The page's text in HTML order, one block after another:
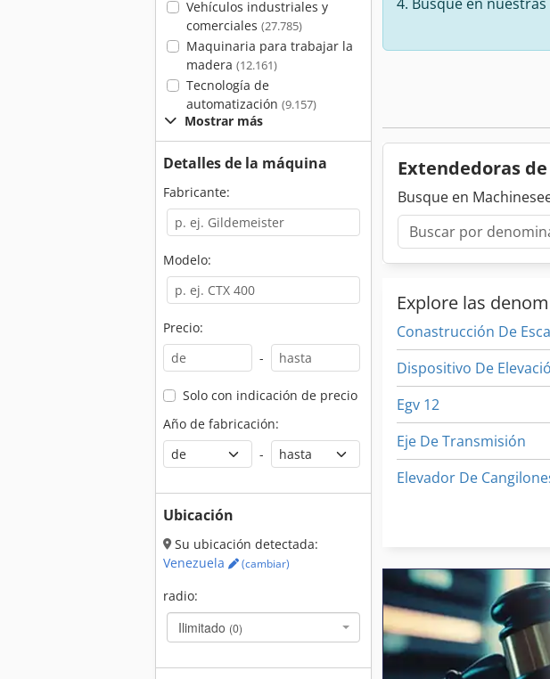
Vehículos industriales y
comerciales (27.785)
Maquinaria para trabajar la
madera (12.161)
Tecnología de
automatización (9.157)
Mostrar más
Detalles de la máquina
Fabricante:
Modelo:
Precio:
-
Solo con indicación de precio
Año de fabricación:
-
Ubicación
Su ubicación detectada:
Venezuela
(cambiar)
radio:
Ilimitado (0)
Extendedoras
Busque en
Explore las
Conastrucción De
Dispositivo De
Egv 12
Eje De Transmisión
Elevador De
Estantes Para Carga
Extracción Industrial